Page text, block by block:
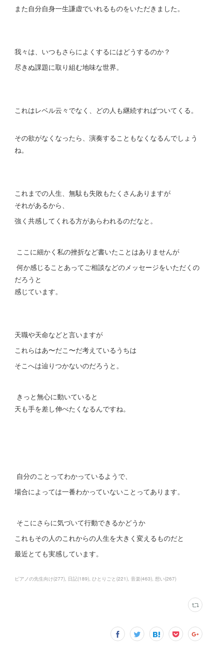
また自分自身一生謙虚でいれるものをいただきました。
我々は、いつもさらによくするにはどうするのか？
尽きぬ課題に取り組む地味な世界。
これはレベル云々でなく、どの人も継続すればついてくる。
その欲がなくなったら、演奏することもなくなるんでしょう
ね。
これまでの人生、無駄も失敗もたくさんありますが
それがあるから、
強く共感してくれる方があらわれるのだなと。
ここに細かく私の挫折など書いたことはありませんが
何か感じることあってご相談などのメッセージをいただくの
だろうと
感じています。
天職や天命などと言いますが
これらはあ〜だこ〜だ考えているうちは
そこへは辿りつかないのだろうと。
きっと無心に動いていると
天も手を差し伸べたくなるんですね。
自分のことってわかっているようで、
場合によっては一番わかっていないことってあります。
そこにさらに気づいて行動できるかどうか
これもその人のこれからの人生を大きく変えるものだと
最近とても実感しています。
ピアノの先生向け(277) 日記(189) ひとりごと (221) 音楽(463) 想い(267)